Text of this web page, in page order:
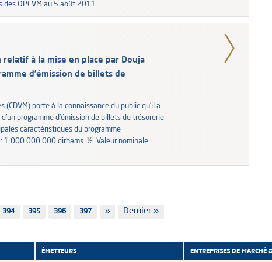
des OPCVM au 5 août 2011.
relatif à la mise en place par Douja
d’émission de billets de
porte à la connaissance du public qu’il a
programme d’émission de billets de trésorerie
caractéristiques du programme
1 000 000 000 dirhams. ½ Valeur nominale :
Page
394 Page
395 Page
396 Page
397
Page
››
Dernière
Dernier »
ÉMETTEURS ENTREPRISES DE MARCHÉ